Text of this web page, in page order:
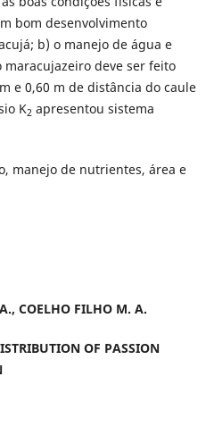
bom desenvolvimento
b) o manejo de água e
deve ser feito
e 0,60 m de distância do caule
K2 apresentou sistema
manejo de nutrientes, área e
COELHO FILHO M. A.
OF PASSION